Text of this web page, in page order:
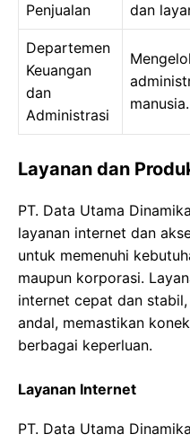
Penjualan
dan
Departemen
Keuangan
dan
Administrasi
manusia.
Layanan dan
PT. Data Utama
layanan internet dan
untuk memenuhi
maupun korporasi.
internet cepat dan
andal, memastikan
berbagai keperluan.
Layanan Internet
PT. Data Utama